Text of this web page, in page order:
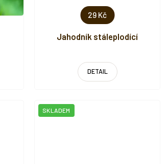
29 Kč
Jahodník stáleplodící
DETAIL
SKLADEM